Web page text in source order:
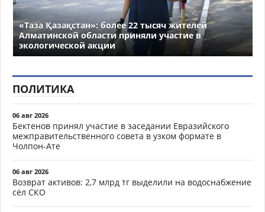
«Таза Қазақстан»: более 22 тысяч жителей
Алматинской области приняли участие в
экологической акции
ПОЛИТИКА
06 авг 2026
Бектенов принял участие в заседании Евразийского
межправительственного совета в узком формате в
Чолпон-Ате
06 авг 2026
Возврат активов: 2,7 млрд тг выделили на водоснабжение
сёл СКО